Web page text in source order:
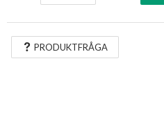
PRODUKTFRÅGA